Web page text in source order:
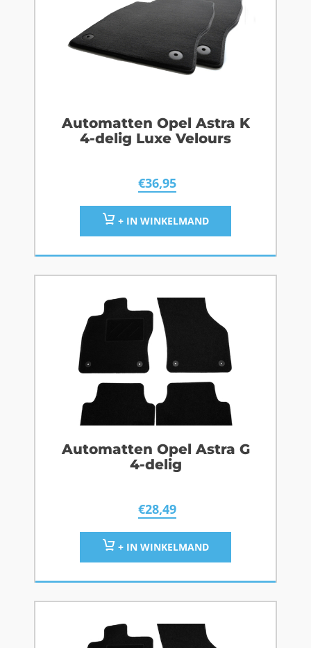
Automatten Opel Astra K
4-delig Luxe Velours
€36,95
+ IN WINKELMAND
Automatten Opel Astra G
4-delig
€28,49
+ IN WINKELMAND